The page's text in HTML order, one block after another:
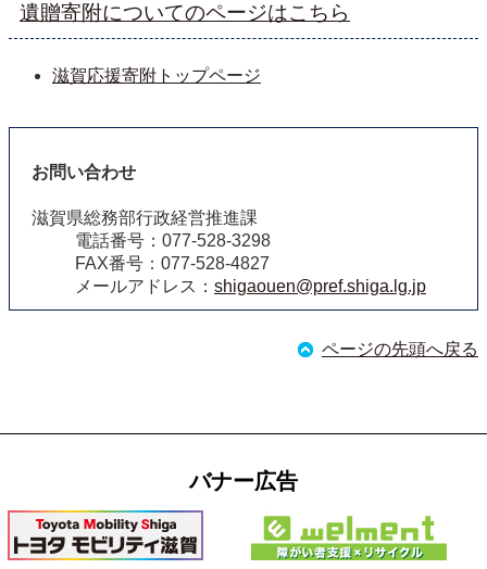
遺贈寄附についてのページはこちら
滋賀応援寄附トップページ
お問い合わせ
滋賀県総務部行政経営推進課
電話番号：077-528-3298
FAX番号：077-528-4827
メールアドレス： shigaouen@pref.shiga.lg.jp
ページの先頭へ戻る
バナー広告